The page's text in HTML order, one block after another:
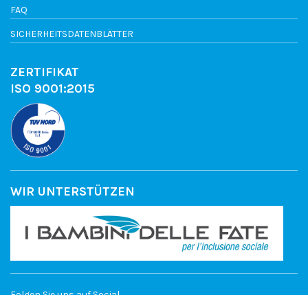
FAQ
SICHERHEITSDATENBLÄTTER
ZERTIFIKAT
ISO 9001:2015
WIR UNTERSTÜTZEN